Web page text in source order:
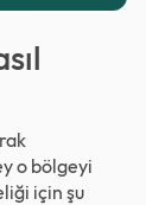
o bölgeyi
için şu